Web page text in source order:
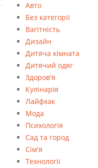
Авто
Без категорії
Вагітність
Дизайн
Дитяча кімната
Дитячий одяг
Здоров'я
Кулінарія
Лайфхак
Мода
Психологія
Сад та город
Сім'я
Технології